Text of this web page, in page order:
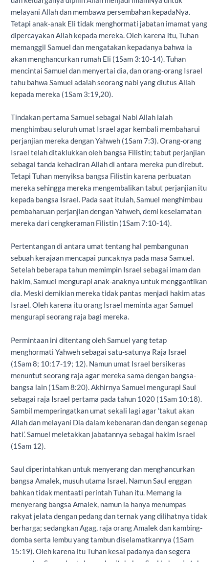
melayani Allah dan membawa persembahan kepadaNya.
Tetapi anak-anak Eli tidak menghormati jabatan imamat yang
dipercayakan Allah kepada mereka. Oleh karena itu, Tuhan
memanggil Samuel dan mengatakan kepadanya bahwa ia
akan menghancurkan rumah Eli (1Sam 3:10-14). Tuhan
mencintai Samuel dan menyertai dia, dan orang-orang Israel
tahu bahwa Samuel adalah seorang nabi yang diutus Allah
kepada mereka (1Sam 3:19,20).
Tindakan pertama Samuel sebagai Nabi Allah ialah
menghimbau seluruh umat Israel agar kembali membaharui
perjanjian mereka dengan Yahweh (1Sam 7:3). Orang-orang
Israel telah ditaklukkan oleh bangsa Filistin; tabut perjanjian
sebagai tanda kehadiran Allah di antara mereka pun direbut.
Tetapi Tuhan menyiksa bangsa Filistin karena perbuatan
mereka sehingga mereka mengembalikan tabut perjanjian itu
kepada bangsa Israel. Pada saat itulah, Samuel menghimbau
pembaharuan perjanjian dengan Yahweh, demi keselamatan
mereka dari cengkeraman Filistin (1Sam 7:10-14).
Pertentangan di antara umat tentang hal pembangunan
sebuah kerajaan mencapai puncaknya pada masa Samuel.
Setelah beberapa tahun memimpin Israel sebagai imam dan
hakim, Samuel mengurapi anak-anaknya untuk menggantikan
dia. Meski demikian mereka tidak pantas menjadi hakim atas
Israel. Oleh karena itu orang Israel meminta agar Samuel
mengurapi seorang raja bagi mereka.
Permintaan ini ditentang oleh Samuel yang tetap
menghormati Yahweh sebagai satu-satunya Raja Israel
(1Sam 8; 10:17-19; 12). Namun umat Israel bersikeras
menuntut seorang raja agar mereka sama dengan bangsa-
bangsa lain (1Sam 8:20). Akhirnya Samuel mengurapi Saul
sebagai raja Israel pertama pada tahun 1020 (1Sam 10:1­8).
Sambil memperingatkan umat sekali lagi agar ‘takut akan
Allah dan melayani Dia dalam kebenaran dan dengan segenap
hati’. Samuel meletakkan jabatannya sebagai hakim Israel
(1Sam 12).
Saul diperintahkan untuk menyerang dan menghancurkan
bangsa Amalek, musuh utama Israel. Namun Saul enggan
bahkan tidak mentaati perintah Tuhan itu. Memang ia
menyerang bangsa Amalek, namun ia hanya menumpas
rakyat jelata dengan pedang dan ternak yang dilihatnya tidak
berharga; sedangkan Agag, raja orang Amalek dan kambing-
domba serta lembu yang tambun diselamatkannya (1Sam
15:1­9). Oleh karena itu Tuhan kesal padanya dan segera